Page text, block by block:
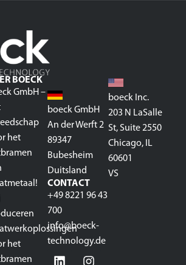
BOECK
GmbH –
het
het
boeck GmbH
An der Werft 2
89347
Bubesheim
Duitsland
CONTACT
+49 8221 96 43
700
info@boeck-
technology.de
boeck Inc.
203 N LaSalle
St, Suite 2550
Chicago, IL
60601
VS